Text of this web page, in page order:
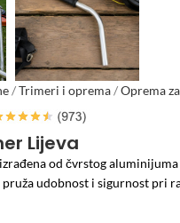
/Trimeri i oprema/Oprema
Lijeva
od čvrstog
udobnost i sigurnost pri